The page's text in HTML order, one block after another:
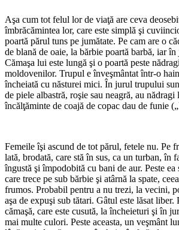
Aşa cum tot felul lor de viaţă are ceva
îmbrăcămintea lor, care este simplă şi
poartă părul tuns pe jumătate. Pe cam are o
de blană de oaie, la bărbie poartă barbă, iar
Cămaşa lui este lungă şi o poartă peste
moldovenilor. Trupul e înveşmântat într-o
încheiată cu năsturei mici. În jurul trupului
de piele albastră, roşie sau neagră, au
încălţăminte de coajă de copac dau de funie
Femeile îşi ascund de tot părul, fetele nu. Pe
lată, brodată, care stă în sus, ca un turban, în
îngustă şi împodobită cu bani de aur. Peste ea
care trece pe sub bărbie şi atârnă la spate,
frumos. Probabil pentru a nu trezi, la vecini,
aşa de expuşi sub tătari. Gâtul este lăsat liber.
cămaşă, care este cusută, la încheieturi şi în
mai multe culori. Peste aceasta, un veşmânt